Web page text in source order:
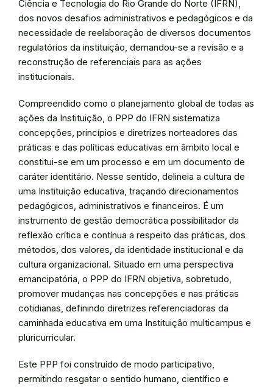
Ciência e Tecnologia do Rio Grande do Norte (IFRN),
dos novos desafios administrativos e pedagógicos e da
necessidade de reelaboração de diversos documentos
regulatórios da instituição, demandou-se a revisão e a
reconstrução de referenciais para as ações
institucionais.
Compreendido como o planejamento global de todas as
ações da Instituição, o PPP do IFRN sistematiza
concepções, princípios e diretrizes norteadores das
práticas e das políticas educativas em âmbito local e
constitui-se em um processo e em um documento de
caráter identitário. Nesse sentido, delineia a cultura de
uma Instituição educativa, traçando direcionamentos
pedagógicos, administrativos e financeiros. É um
instrumento de gestão democrática possibilitador da
reflexão crítica e contínua a respeito das práticas, dos
métodos, dos valores, da identidade institucional e da
cultura organizacional. Situado em uma perspectiva
emancipatória, o PPP do IFRN objetiva, sobretudo,
promover mudanças nas concepções e nas práticas
cotidianas, definindo diretrizes referenciadoras da
caminhada educativa em uma Instituição multicampus e
pluricurricular.
Este PPP foi construído de modo participativo,
permitindo resgatar o sentido humano, científico e